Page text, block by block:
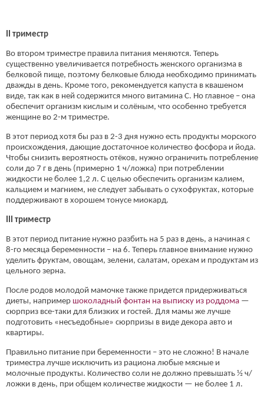
II триместр
Во втором триместре правила питания меняются. Теперь
существенно увеличивается потребность женского организма в
белковой пище, поэтому белковые блюда необходимо принимать
дважды в день. Кроме того, рекомендуется капуста в квашеном
виде, так как в ней содержится много витамина C. Но главное – она
обеспечит организм кислым и солёным, что особенно требуется
женщине во 2-м триместре.
В этот период хотя бы раз в 2-3 дня нужно есть продукты морского
происхождения, дающие достаточное количество фосфора и йода.
Чтобы снизить вероятность отёков, нужно ограничить потребление
соли до 7 г в день (примерно 1 ч/ложка) при потреблении
жидкости не более 1,2 л. С целью обеспечить организм калием,
кальцием и магнием, не следует забывать о сухофруктах, которые
поддерживают в хорошем тонусе миокард.
III триместр
В этот период питание нужно разбить на 5 раз в день, а начиная с
8-го месяца беременности – на 6. Теперь главное внимание нужно
уделить фруктам, овощам, зелени, салатам, орехам и продуктам из
цельного зерна.
После родов молодой мамочке также придется придерживаться
диеты, например шоколадный фонтан на выписку из роддома —
сюрприз все-таки для близких и гостей. Для мамы же лучше
подготовить «несъедобные» сюрпризы в виде декора авто и
квартиры.
Правильно питание при беременности – это не сложно! В начале
триместра лучше исключить из рациона любые мясные и
молочные продукты. Количество соли не должно превышать ½ ч/
ложки в день, при общем количестве жидкости — не более 1 л.